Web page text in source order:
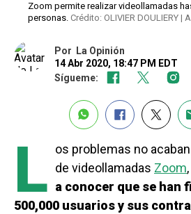
Zoom permite realizar videollamadas
personas. Crédito: OLIVIER DOULIERY |
Por
La Opinión
14 Abr 2020, 18:47 PM EDT
Sígueme:
L os problemas no
de videollamadas Zoom
a conocer que se han
500,000 usuarios y sus